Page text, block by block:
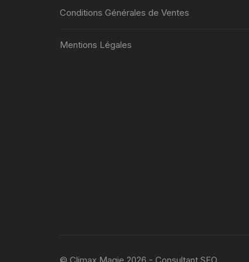
Conditions Générales de Ventes
Mentions Légales